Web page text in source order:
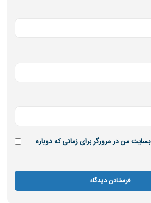
من در مرورگر برای زمانی که دوباره